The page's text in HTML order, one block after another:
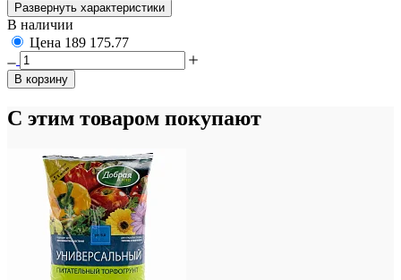
Развернуть характеристики
В наличии
Цена 189 175.77
В корзину
С этим товаром покупают